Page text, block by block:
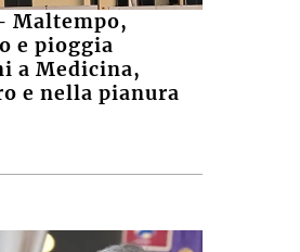
Maltempo,
e pioggia
a Medicina,
e nella pianura